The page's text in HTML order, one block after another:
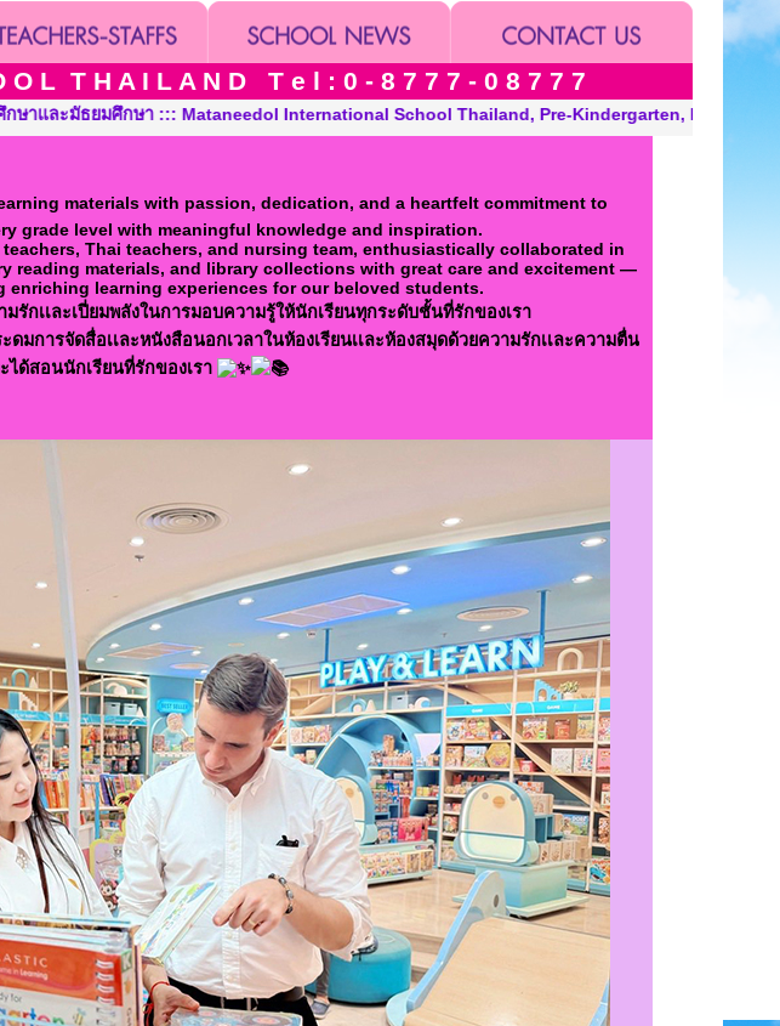
L T H A I L A N D T e l : 0 - 8 7 7 7 - 0 8 7 7 7
Thailand, Pre-Kindergarten, Kindergarten and Grade in Khon Kaen Thailand. “A
materials with passion, dedication, and a heartfelt commitment to
grade level with meaningful knowledge and inspiration.
Thai teachers, and nursing team, enthusiastically collaborated in
reading materials, and library collections with great care and excitement —
enriching learning experiences for our beloved students.
รักเเละเปี่ยมพลังในการมอบความรู้ให้นักเรียนทุกระดับชั้นที่รักของเรา
มการจัดสื่อเเละหนังสือนอกเวลาในห้องเรียนเเละห้องสมุดด้วยความรักเเละความตื่น
ได้สอนนักเรียนที่รักของเรา